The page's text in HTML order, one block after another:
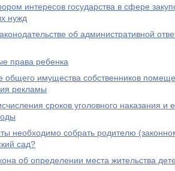
интересов государства в сфере
нужд
об административной
права ребенка
общего имущества собственников
рекламы
сроков уголовного наказания и
необходимо собрать родителю
сад?
об определении места жительства